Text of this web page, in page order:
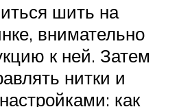
шить на
внимательно
к ней. Затем
нитки и
как